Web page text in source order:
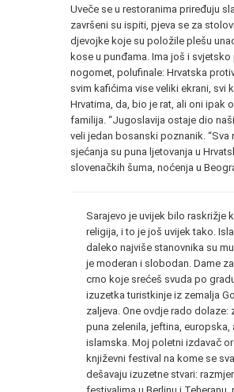
Uveče se u restoranima priređuju
završeni su ispiti, pjeva se za
djevojke koje su položile plešu
kose u punđama. Ima još i svjetsko
nogomet, polufinale: Hrvatska
svim kafićima vise veliki ekrani, svi
Hrvatima, da, bio je rat, ali oni ipak
familija. “Jugoslavija ostaje dio
veli jedan bosanski poznanik. “Sva
sjećanja su puna ljetovanja u
slovenačkih šuma, noćenja u
Sarajevo je uvijek bilo raskrižje
religija, i to je još uvijek tako.
daleko najviše stanovnika su
je moderan i slobodan. Dame
crno koje srećeš svuda po
izuzetka turistkinje iz zemalja
zaljeva. One ovdje rado dolaze:
puna zelenila, jeftina, europska,
islamska. Moj poletni izdavač
književni festival na kome se
dešavaju izuzetne stvari: